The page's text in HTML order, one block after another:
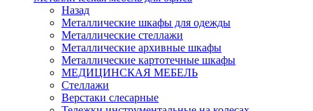
Назад
Металлические шкафы для одежды
Металлические стеллажи
Металлические архивные шкафы
Металлические картотечные шкафы
МЕДИЦИНСКАЯ МЕБЕЛЬ
Стеллажи
Верстаки слесарные